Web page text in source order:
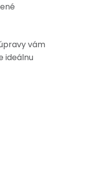
vám
ideálnu